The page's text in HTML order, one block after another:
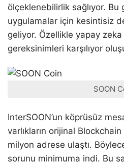
ölçeklenebilirlik sağlıyor. Bu
uygulamalar için kesintisiz
geliyor. Özellikle yapay zeka
gereksinimleri karşılıyor
SOON
InterSOON’un köprüsüz
varlıkların orijinal
milyon adrese ulaştı.
sorunu minimuma indi. Bu